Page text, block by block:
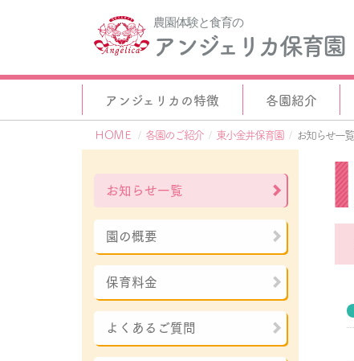
農園体験と食育の
アンジェリカ保育園
アンジェリカの特徴 各園紹介
ＨＯＭＥ 各園のご紹介 東小金井保育園 お知らせ一覧
お知らせ一覧
園の概要
保育料金
よくあるご質問